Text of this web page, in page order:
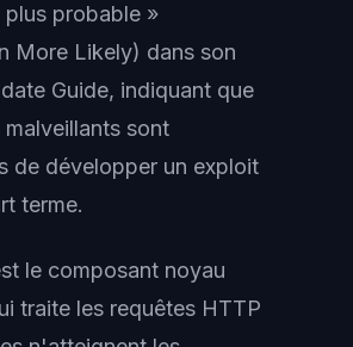
probable »
More Likely) dans son
Guide, indiquant que
sont
de développer un exploit
terme.
le composant noyau
traite les requêtes HTTP